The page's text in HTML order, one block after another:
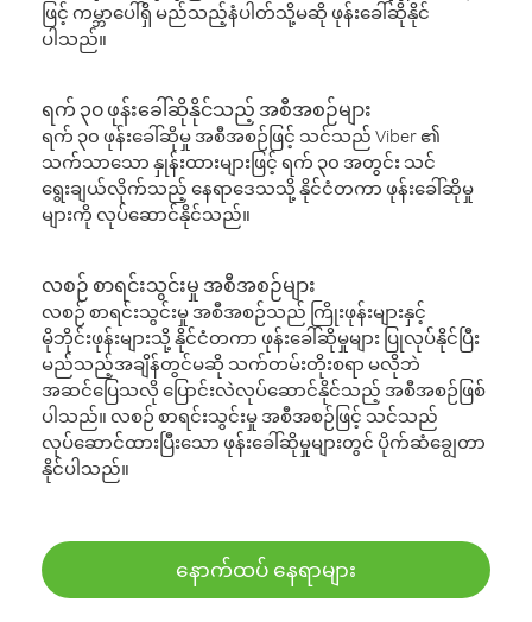
ဖြင့် ကမ္ဘာပေါ်ရှိ မည်သည့်နံပါတ်သို့မဆို ဖုန်းခေါ်ဆိုနိုင်
ပါသည်။
ရက် ၃၀ ဖုန်းခေါ်ဆိုနိုင်သည့် အစီအစဉ်များ
ရက် ၃၀ ဖုန်းခေါ်ဆိုမှု အစီအစဉ်ဖြင့် သင်သည် Viber ၏
သက်သာသော နှုန်းထားများဖြင့် ရက် ၃၀ အတွင်း သင်
ရွေးချယ်လိုက်သည့် နေရာဒေသသို့ နိုင်ငံတကာ ဖုန်းခေါ်ဆိုမှု
များကို လုပ်ဆောင်နိုင်သည်။
လစဉ် စာရင်းသွင်းမှု အစီအစဉ်များ
လစဉ် စာရင်းသွင်းမှု အစီအစဉ်သည် ကြိုးဖုန်းများနှင့်
မိုဘိုင်းဖုန်းများသို့ နိုင်ငံတကာ ဖုန်းခေါ်ဆိုမှုများ ပြုလုပ်နိုင်ပြီး
မည်သည့်အချိန်တွင်မဆို သက်တမ်းတိုးစရာ မလိုဘဲ
အဆင်ပြေသလို ပြောင်းလဲလုပ်ဆောင်နိုင်သည့် အစီအစဉ်ဖြစ်
ပါသည်။ လစဉ် စာရင်းသွင်းမှု အစီအစဉ်ဖြင့် သင်သည်
လုပ်ဆောင်ထားပြီးသော ဖုန်းခေါ်ဆိုမှုများတွင် ပိုက်ဆံချွေတာ
နိုင်ပါသည်။
နောက်ထပ် နေရာများ